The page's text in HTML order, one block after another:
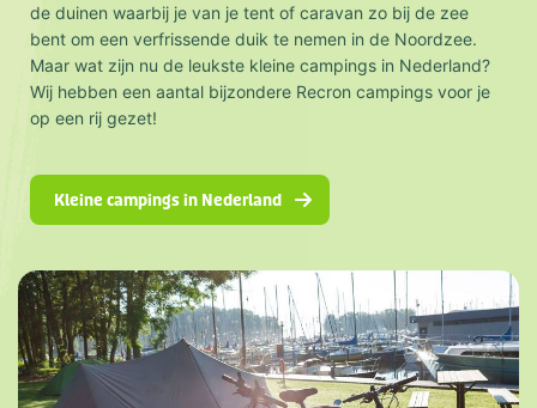
de duinen waarbij je van je tent of caravan zo bij de zee
bent om een verfrissende duik te nemen in de Noordzee.
Maar wat zijn nu de leukste kleine campings in Nederland?
Wij hebben een aantal bijzondere Recron campings voor je
op een rij gezet!
Kleine campings in Nederland